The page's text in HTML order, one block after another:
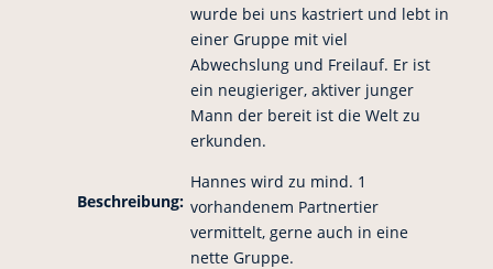
Beschreibung:
wurde bei uns kastriert und lebt in
einer Gruppe mit viel
Abwechslung und Freilauf. Er ist
ein neugieriger, aktiver junger
Mann der bereit ist die Welt zu
erkunden.
Hannes wird zu mind. 1
vorhandenem Partnertier
vermittelt, gerne auch in eine
nette Gruppe.